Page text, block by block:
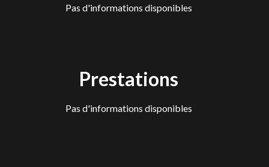
Pas d'informations disponibles
Prestations
Pas d'informations disponibles